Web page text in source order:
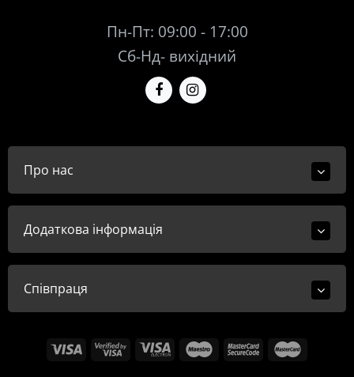
Пн-Пт: 09:00 - 17:00
Сб-Нд- вихідний
Про нас
Додаткова інформація
Співпраця